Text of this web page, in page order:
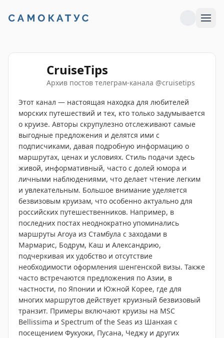
CruiseTips
Архив постов телеграм-канала @cruisetips
Этот канал — настоящая находка для любителей
морских путешествий и тех, кто только задумывается
о круизе. Авторы скрупулезно отслеживают самые
выгодные предложения и делятся ими с
подписчиками, давая подробную информацию о
маршрутах, ценах и условиях. Стиль подачи здесь
живой, информативный, часто с долей юмора и
личными наблюдениями, что делает чтение легким
и увлекательным. Большое внимание уделяется
безвизовым круизам, что особенно актуально для
российских путешественников. Например, в
последних постах неоднократно упоминались
маршруты Aroya из Стамбула с заходами в
Мармарис, Бодрум, Каш и Александрию,
подчеркивая их удобство и отсутствие
необходимости оформления шенгенской визы. Также
часто встречаются предложения по Азии, в
частности, по Японии и Южной Корее, где для
многих маршрутов действует круизный безвизовый
транзит. Примеры включают круизы на MSC
Bellissima и Spectrum of the Seas из Шанхая с
посещением Фукуоки, Пусана, Чеджу и других